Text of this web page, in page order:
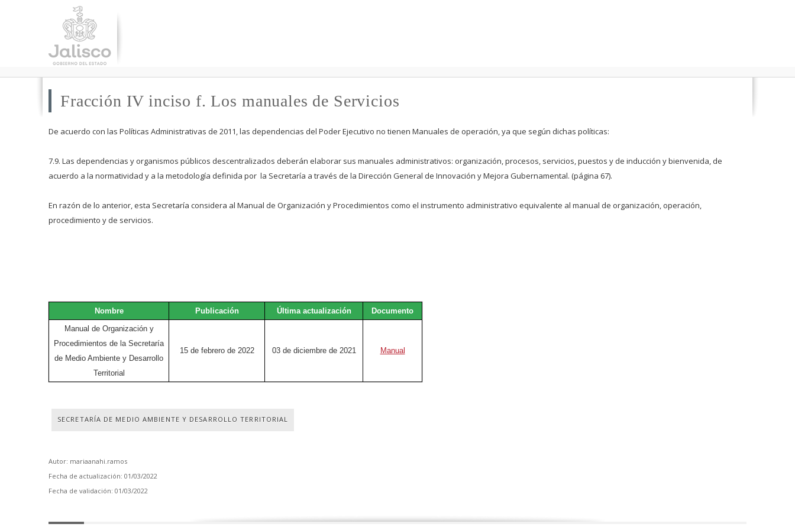
Fracción IV inciso f. Los manuales de Servicios
De acuerdo con las Políticas Administrativas de 2011, las dependencias del Poder Ejecutivo no tienen Manuales de operación, ya que según dichas políticas:
7.9. Las dependencias y organismos públicos descentralizados deberán elaborar sus manuales administrativos: organización, procesos, servicios, puestos y de inducción y bienvenida, de
acuerdo a la normatividad y a la metodología definida por la Secretaría a través de la Dirección General de Innovación y Mejora Gubernamental. (página 67).
En razón de lo anterior, esta Secretaría considera al Manual de Organización y Procedimientos como el instrumento administrativo equivalente al manual de organización, operación,
procedimiento y de servicios.
Nombre Publicación Última actualización
Documento
Manual de Organización y
Procedimientos de la Secretaría
de Medio Ambiente y Desarrollo
Territorial
15 de febrero de 2022 03 de diciembre de 2021 Manual
SECRETARÍA DE MEDIO AMBIENTE Y DESARROLLO TERRITORIAL
Autor: mariaanahi.ramos
Fecha de actualización: 01/03/2022
Fecha de validación: 01/03/2022